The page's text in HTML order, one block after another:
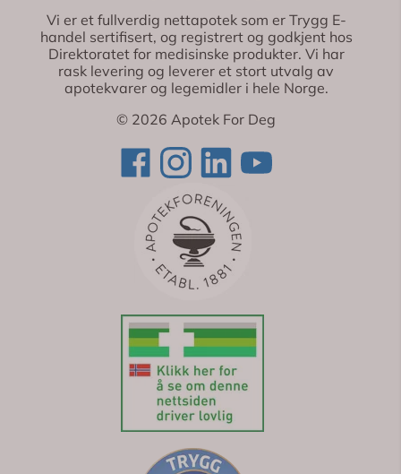
Vi er et fullverdig nettapotek som er Trygg E-
handel sertifisert, og registrert og godkjent hos
Direktoratet for medisinske produkter. Vi har
rask levering og leverer et stort utvalg av
apotekvarer og legemidler i hele Norge.
© 2026 Apotek For Deg